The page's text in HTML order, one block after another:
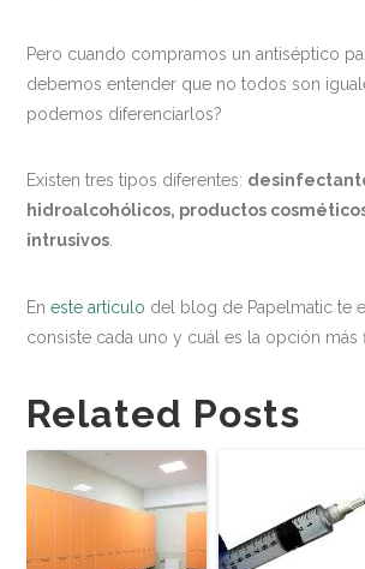
Contacto
Pero cuando compramos un antiséptico
debemos entender que no todos son
podemos diferenciarlos?
Existen tres tipos diferentes:
hidroalcohólicos, productos
intrusivos.
En este artículo del blog de Papelmatic te
consiste cada uno y cuál es la opción más
Related Posts